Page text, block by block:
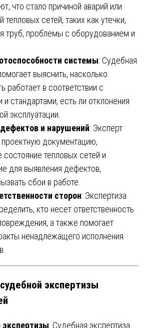
что стало причиной аварий или
сетей, таких как утечки,
труб, проблемы с оборудованием и
системы: Судебная
выяснить, насколько
работает в соответствии с
и стандартами, есть ли отклонения
эксплуатации.
и нарушений: Эксперт
проектную документацию,
состояние тепловых сетей и
для выявления дефектов,
сбои в работе.
сторон: Экспертиза
кто несет ответственность
а также помогает
ненадлежащего исполнения
экспертизы
экспертизы: Судебная экспертиза